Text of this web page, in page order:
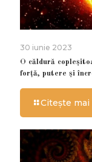
30 iunie 2023
O căldură
forță, putere și
Citește